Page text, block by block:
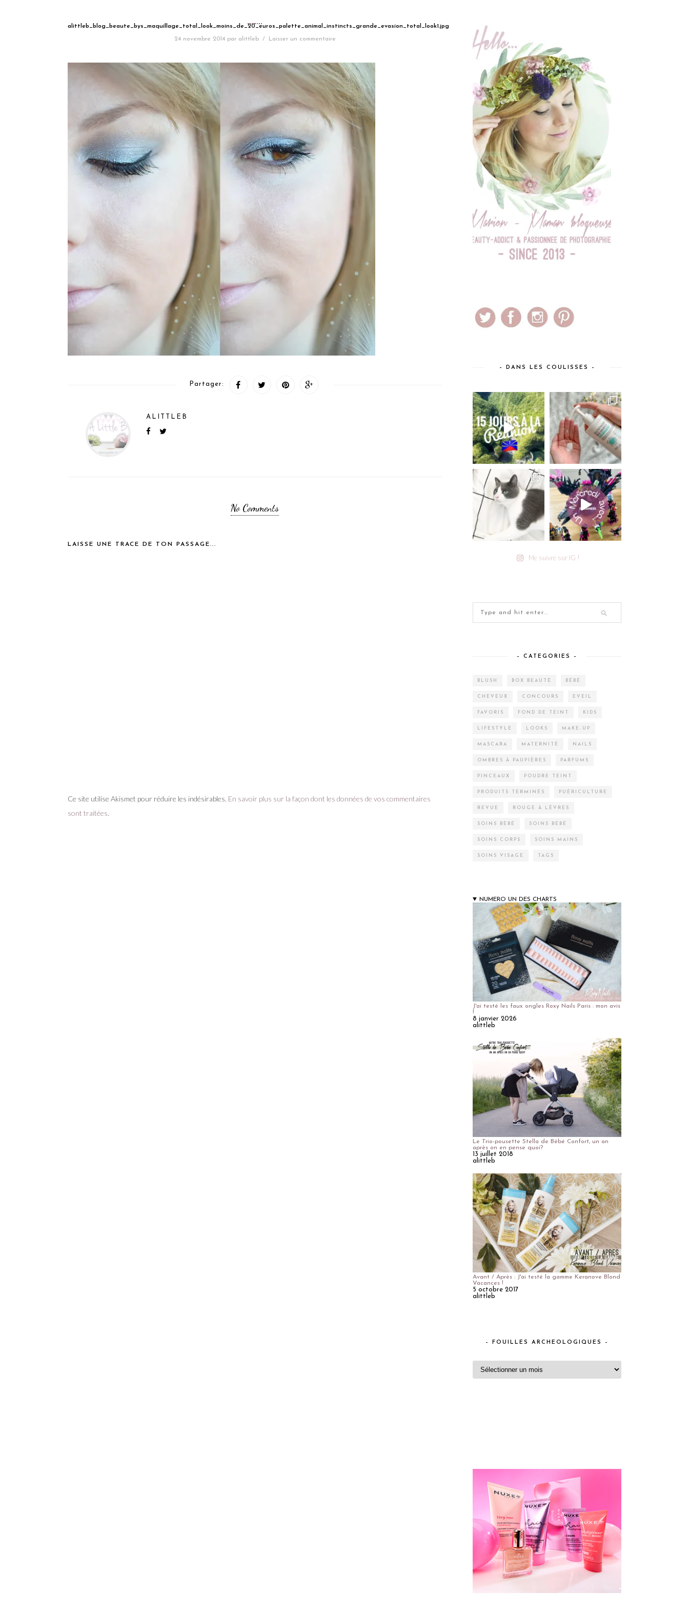
alittleb_blog_beaute_bys_maquillage_total_look_moins_de_20_euros_palette_animal_instincts_grande_evasion_total_look1.jpg
24 novembre 2014 par alittleb / Laisser un commentaire
Partager:
ALITTLEB
No Comments
LAISSE UNE TRACE DE TON PASSAGE...
Ce site utilise Akismet pour réduire les indésirables. En savoir plus sur la façon dont les données de vos commentaires
sont traitées.
– DANS LES COULISSES –
Me suivre sur IG !
– CATEGORIES –
BLUSH BOX BEAUTÉ BÉBÉ
CHEVEUX CONCOURS EVEIL
FAVORIS FOND DE TEINT KIDS
LIFESTYLE LOOKS MAKE-UP
MASCARA MATERNITÉ NAILS
OMBRES À PAUPIÈRES PARFUMS
PINCEAUX POUDRE TEINT
PRODUITS TERMINÉS PUÉRICULTURE
REVUE ROUGE À LÈVRES
SOINS BÉBÉ SOINS BÉBÉ
SOINS CORPS SOINS MAINS
SOINS VISAGE TAGS
NUMERO UN DES CHARTS
J'ai testé les faux ongles Roxy Nails Paris : mon avis
!
8 janvier 2026
alittleb
Le Trio-pousette Stella de Bébé Confort, un an
après on en pense quoi?
13 juillet 2018
alittleb
Avant / Après : J'ai testé la gamme Keranove Blond
Vacances !
5 octobre 2017
alittleb
– FOUILLES ARCHEOLOGIQUES –